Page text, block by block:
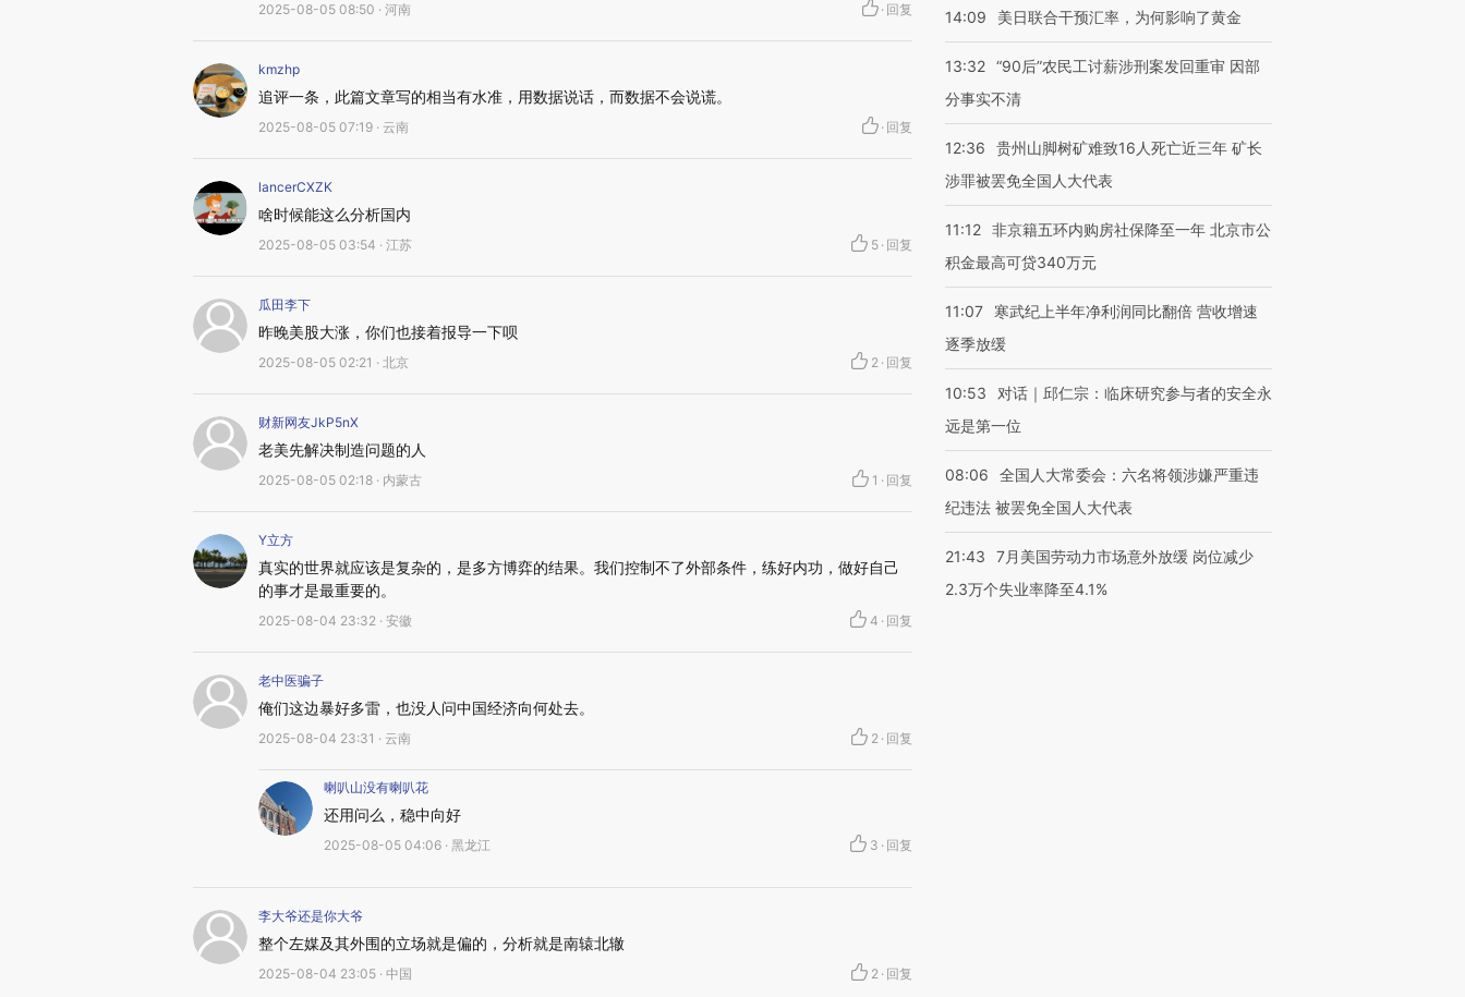
2025-08-05 08:50 · 河南 · 回复
kmzhp
追评一条，此篇文章写的相当有水准，用数据说话，而数据不会说谎。
2025-08-05 07:19 · 云南 · 回复
lancerCXZK
啥时候能这么分析国内
2025-08-05 03:54 · 江苏 5 · 回复
瓜田李下
昨晚美股大涨，你们也接着报导一下呗
2025-08-05 02:21 · 北京 2 · 回复
财新网友JkP5nX
老美先解决制造问题的人
2025-08-05 02:18 · 内蒙古 1 · 回复
Y立方
真实的世界就应该是复杂的，是多方博弈的结果。我们控制不了外部条件，练好内功，做好自己
的事才是最重要的。
2025-08-04 23:32 · 安徽 4 · 回复
老中医骗子
俺们这边暴好多雷，也没人问中国经济向何处去。
2025-08-04 23:31 · 云南 2 · 回复
喇叭山没有喇叭花
还用问么，稳中向好
2025-08-05 04:06 · 黑龙江 3 · 回复
李大爷还是你大爷
整个左媒及其外围的立场就是偏的，分析就是南辕北辙
2025-08-04 23:05 · 中国 2 · 回复
14:09 美日联合干预汇率，为何影响了黄金
13:32 “90后”农民工讨薪涉刑案发回重审 因部
分事实不清
12:36
贵州山脚树矿难致16人死亡近三年 矿长
涉罪被罢免全国人大代表
11:12 非京籍五环内购房社保降至一年 北京市公
积金最高可贷340万元
11:07
寒武纪上半年净利润同比翻倍 营收增速
逐季放缓
10:53
对话｜邱仁宗：临床研究参与者的安全永
远是第一位
08:06
全国人大常委会：六名将领涉嫌严重违
纪违法 被罢免全国人大代表
21:43
7月美国劳动力市场意外放缓 岗位减少
2.3万个失业率降至4.1%